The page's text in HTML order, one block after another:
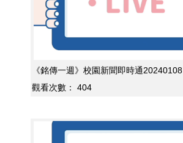
《銘傳一週》校園新聞即時通20240108
觀看次數：
404